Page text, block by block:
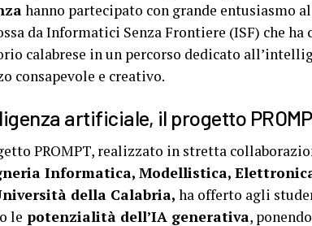
hanno partecipato con grande entusiasmo
da Informatici Senza Frontiere (ISF) che
calabrese in un percorso dedicato
consapevole e creativo.
artificiale, il progetto
PROMPT, realizzato in stretta
Informatica, Modellistica,
della Calabria, ha offerto agli
le potenzialità dell’IA generativa,